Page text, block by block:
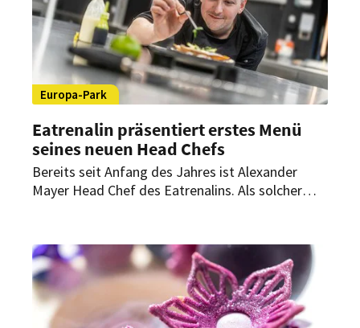
Europa-Park
Eatrenalin präsentiert erstes Menü
seines neuen Head Chefs
Bereits seit Anfang des Jahres ist Alexander
Mayer Head Chef des Eatrenalins. Als solcher